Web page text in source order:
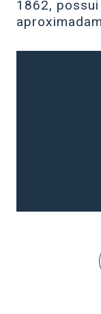
1862,